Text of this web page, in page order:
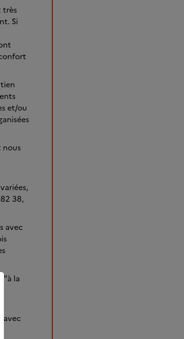
très
Si
et/ou
nous
38,
avec
"à la
avec